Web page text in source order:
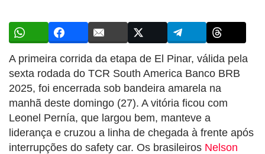
A primeira corrida da etapa de El Pinar, válida pela
sexta rodada do TCR South America Banco BRB
2025, foi encerrada sob bandeira amarela na
manhã deste domingo (27). A vitória ficou com
Leonel Pernía, que largou bem, manteve a
liderança e cruzou a linha de chegada à frente após
interrupções do safety car. Os brasileiros Nelson